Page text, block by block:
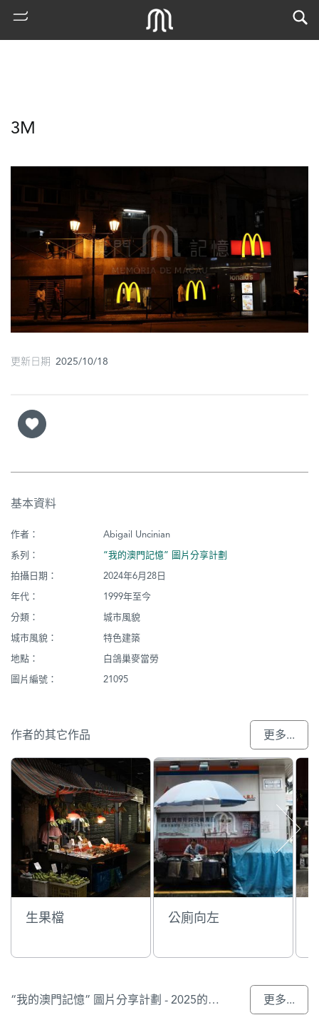
門
搜
地
圖
媽
巴
堂
街
市
3M
更新日期 2025/10/18
基本資料
作者：
Abigail Uncinian
系列：
“我的澳門記憶” 圖片分享計劃
拍攝日期：
2024年6月28日
年代：
1999年至今
分類：
城市風貌
城市風貌：
特色建築
地點：
白鴿巢麥當勞
圖片編號：
21095
作者的其它作品 更多...
生果檔 公廁向左
“我的澳門記憶” 圖片分享計劃 - 2025的入選作品 更多...